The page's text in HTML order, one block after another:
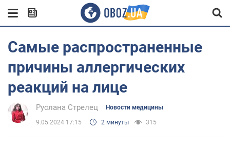
Самые распространенные
причины аллергических
реакций на лице
Руслана Стрелец Новости медицины
9.05.2024 17:15 2 минуты 315